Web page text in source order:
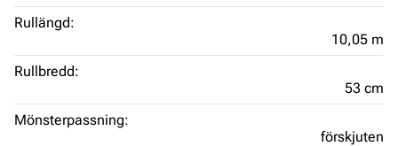
Rullängd:
10,05 m
Rullbredd:
53 cm
Mönsterpassning:
förskjuten